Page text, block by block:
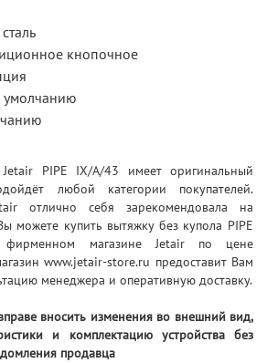
кнопочное
PIPE IX/A/43 имеет оригинальный
любой категории покупателей.
отлично себя зарекомендовала на
можете купить вытяжку без купола PIPE
магазине Jetair по цене
www.jetair-store.ru предоставит Вам
менеджера и оперативную доставку.
вносить изменения во внешний вид,
и комплектацию устройства без
продавца